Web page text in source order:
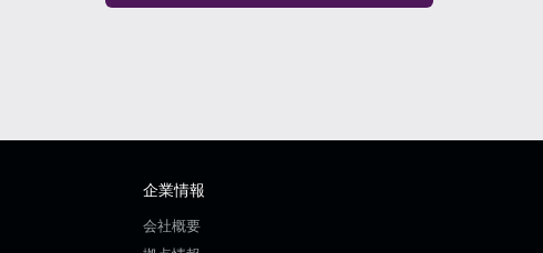
企業情報
会社概要